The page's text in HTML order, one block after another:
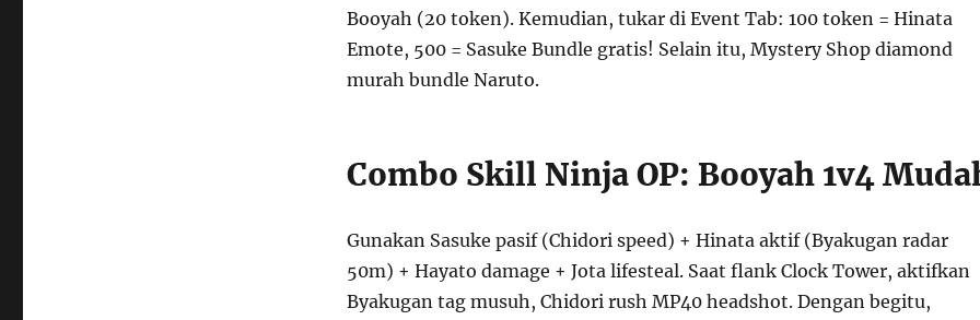
Booyah (20 token). Kemudian, tukar di Event Tab: 100 token = Hinata
Emote, 500 = Sasuke Bundle gratis! Selain itu, Mystery Shop diamond
murah bundle Naruto.
Combo Skill Ninja OP: Booyah 1v4
Gunakan Sasuke pasif (Chidori speed) + Hinata aktif (Byakugan radar
50m) + Hayato damage + Jota lifesteal. Saat flank Clock Tower, aktifkan
Byakugan tag musuh, Chidori rush MP40 headshot. Dengan begitu,